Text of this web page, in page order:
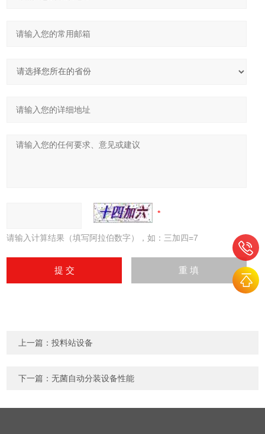
请输入计算结果（填写阿拉伯数字），如：三加四=7
上一篇：投料站设备
下一篇：无菌自动分装设备性能